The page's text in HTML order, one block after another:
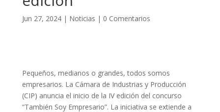
Jun 27, 2024| Noticias | 0 Comentarios
Pequeños, medianos o grandes, todos somos
empresarios. La Cámara de Industrias y Producción
(CIP) anuncia el inicio de la IV edición del concurso
“También Soy Empresario”. La iniciativa se extiende a